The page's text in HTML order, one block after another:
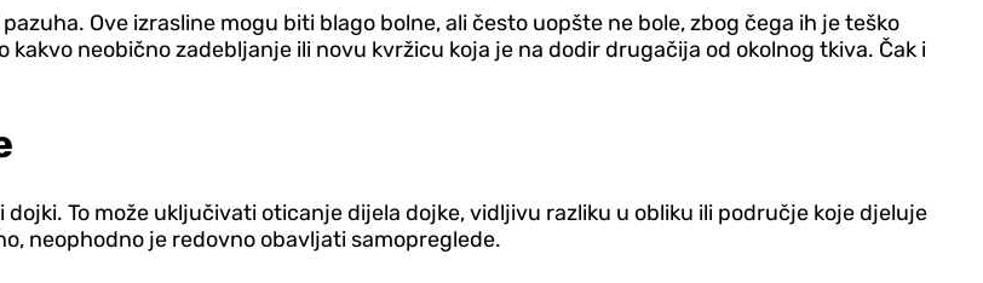
Ove izrasline mogu biti blago bolne, ali često uopšte ne bole, zbog čega ih je teško
neobično zadebljanje ili novu kvržicu koja je na dodir drugačija od okolnog tkiva. Čak i
To može uključivati oticanje dijela dojke, vidljivu razliku u obliku ili područje koje djeluje
neophodno je redovno obavljati samopreglede.